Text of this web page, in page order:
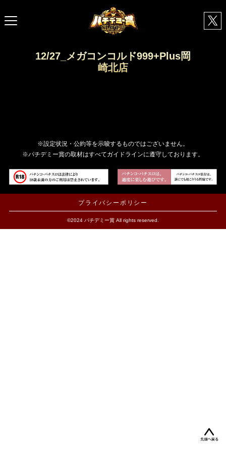
12/27_メガコンコルド999+Plus岡
崎北店
※設定状況・公約等を示唆するものではございません。
※パチデミー賞の取材はすべてガイドラインに遵守しております。
プライバシーポリシー
©2024 パチデミー賞 All rights reserved.